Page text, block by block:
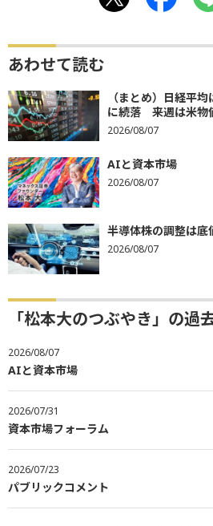
あわせて読む
（まとめ）日経平
に続落 来週は米物
2026/08/07
AIと資本市場
2026/08/07
半導体株の調整は底
2026/08/07
「松本大のつぶやき」の過
2026/08/07
AIと資本市場
2026/07/31
資本市場フォーラム
2026/07/23
パブリックコメント